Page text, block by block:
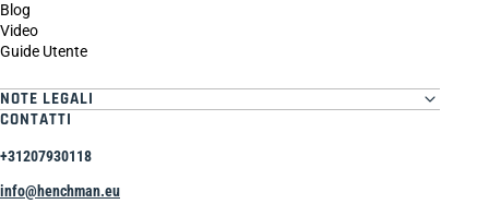
Blog
Video
Guide Utente
NOTE LEGALI
CONTATTI
+31207930118
info@henchman.eu